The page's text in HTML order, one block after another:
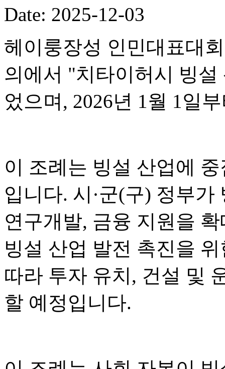
Date: 2025-12-03
헤이룽장성 인민대표대
의에서 "치타이허시 빙
었으며, 2026년 1월 1일
이 조례는 빙설 산업에
입니다. 시·군(구) 정부
연구개발, 금융 지원을
빙설 산업 발전 촉진을
따라 투자 유치, 건설 및
할 예정입니다.